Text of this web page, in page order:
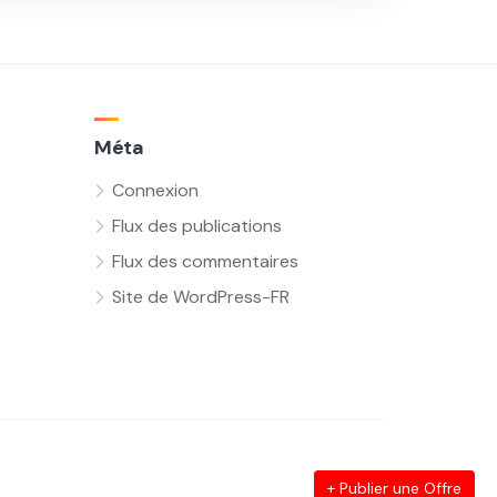
Méta
Connexion
Flux des publications
Flux des commentaires
Site de WordPress-FR
+ Publier une Offre